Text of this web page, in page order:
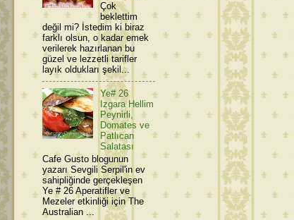
Çok
beklettim
değil mi? İstedim ki biraz
farklı olsun, o kadar emek
verilerek hazırlanan bu
güzel ve lezzetli tarifler
layık oldukları şekil...
Ye# 26
Izgara Hellim
Peynirli,
Domates ve
Patlıcan
Salatası
Cafe Gusto blogunun
yazarı Sevgili Serpil'in ev
sahipliğinde gerçekleşen
Ye # 26 Aperatifler ve
Mezeler etkinliği için The
Australian ...